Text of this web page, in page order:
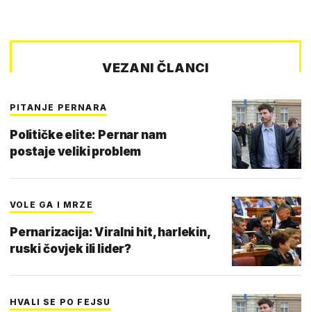
VEZANI ČLANCI
PITANJE PERNARA
Političke elite: Pernar nam
postaje veliki problem
VOLE GA I MRZE
Pernarizacija: Viralni hit, harlekin,
ruski čovjek ili lider?
HVALI SE PO FEJSU